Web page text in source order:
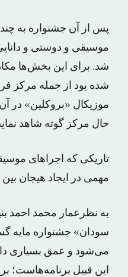
پس از آن جشنواره به چند
موسیقی و دوستی و
شد. برای این بخش‌ها
شده بود از جمله مرکز
موزیکال «بروکلین» در
حال مرکز گوته شاهد
تاریکی که اجراهای
مهمی در ایجاد هیجان
به نظرعمار محمد احمد
سودان» جشنواره مایه
می‌شود و عمق بسیاری
این قبیل برنامه‌هاست؛